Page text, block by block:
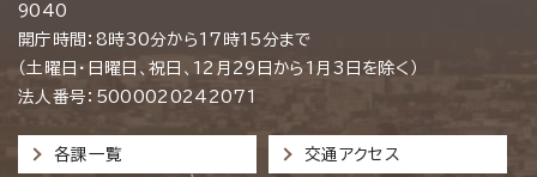
9040
開庁時間：8時30分から17時15分まで
（土曜日・日曜日、祝日、12月29日から1月3日を除く）
法人番号：5000020242071
各課一覧 交通アクセス